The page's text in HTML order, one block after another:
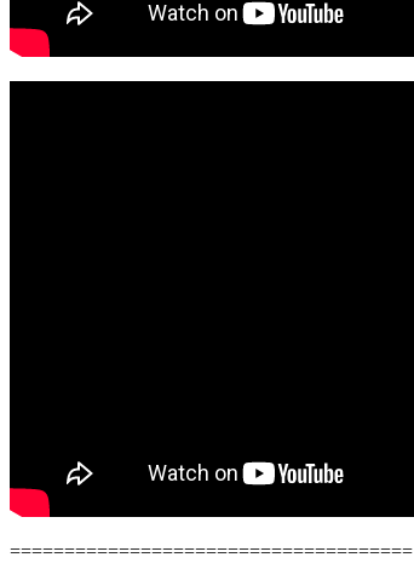
=====================================